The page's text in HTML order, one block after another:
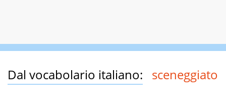
Dal vocabolario italiano: sceneggiato